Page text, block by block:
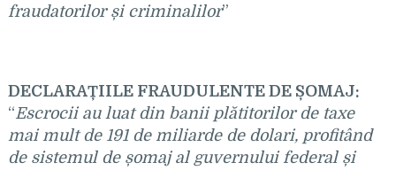
fraudatorilor și criminalilor”
DECLARAȚIILE FRAUDULENTE DE ȘOMAJ:
“Escrocii au luat din banii plătitorilor de taxe
mai mult de 191 de miliarde de dolari, profitând
de sistemul de șomaj al guvernului federal și